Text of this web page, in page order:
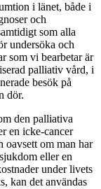
i länet, både i
och
som alla
undersöka och
som vi bearbetar är
palliativ vård, i
besök på
dör.
den palliativa
en icke-cancer
oavsett om man har
eller en
under livets
kan det användas